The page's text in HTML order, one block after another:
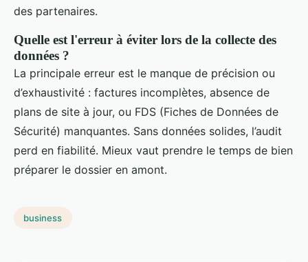
des partenaires.
Quelle est l'erreur à éviter lors de la collecte des
données ?
La principale erreur est le manque de précision ou
d’exhaustivité : factures incomplètes, absence de
plans de site à jour, ou FDS (Fiches de Données de
Sécurité) manquantes. Sans données solides, l’audit
perd en fiabilité. Mieux vaut prendre le temps de bien
préparer le dossier en amont.
business